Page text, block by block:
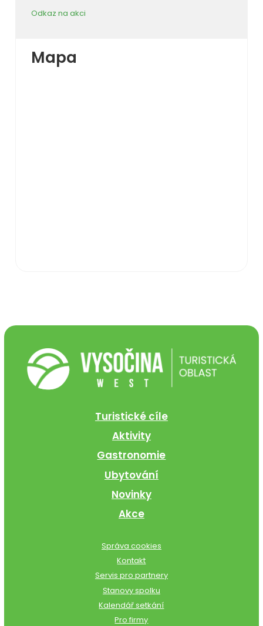
Odkaz na akci
Mapa
Turistické cíle
Aktivity
Gastronomie
Ubytování
Novinky
Akce
Správa cookies
Kontakt
Servis pro partnery
Stanovy spolku
Kalendář setkání
Pro firmy